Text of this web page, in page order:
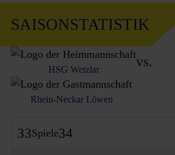
SAISONSTATISTIK
HSG Wetzlar
vs.
Rhein-Neckar Löwen
33Spiele34